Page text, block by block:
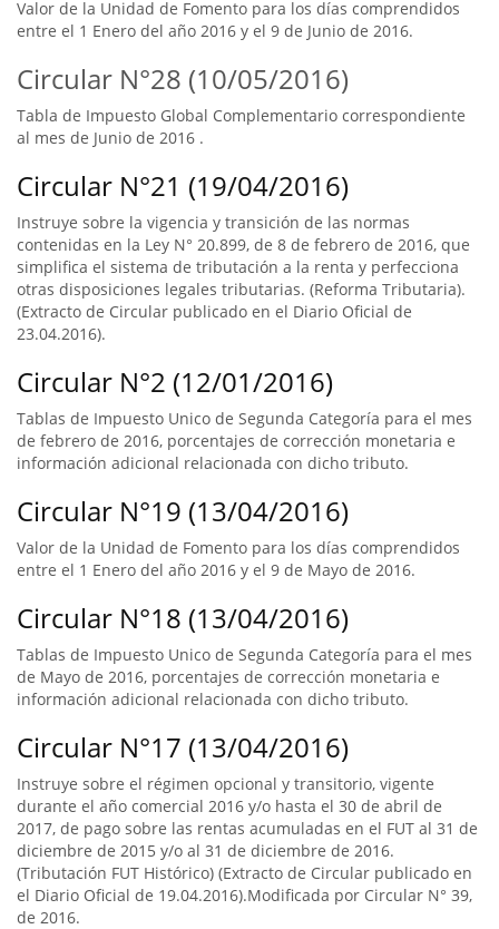
Valor de la Unidad de Fomento para los días comprendidos
entre el 1 Enero del año 2016 y el 9 de Junio de 2016.
Circular N°28 (10/05/2016)
Tabla de Impuesto Global Complementario correspondiente
al mes de Junio de 2016 .
Circular N°21 (19/04/2016)
Instruye sobre la vigencia y transición de las normas
contenidas en la Ley N° 20.899, de 8 de febrero de 2016, que
simplifica el sistema de tributación a la renta y perfecciona
otras disposiciones legales tributarias. (Reforma Tributaria).
(Extracto de Circular publicado en el Diario Oficial de
23.04.2016).
Circular N°2 (12/01/2016)
Tablas de Impuesto Unico de Segunda Categoría para el mes
de febrero de 2016, porcentajes de corrección monetaria e
información adicional relacionada con dicho tributo.
Circular N°19 (13/04/2016)
Valor de la Unidad de Fomento para los días comprendidos
entre el 1 Enero del año 2016 y el 9 de Mayo de 2016.
Circular N°18 (13/04/2016)
Tablas de Impuesto Unico de Segunda Categoría para el mes
de Mayo de 2016, porcentajes de corrección monetaria e
información adicional relacionada con dicho tributo.
Circular N°17 (13/04/2016)
Instruye sobre el régimen opcional y transitorio, vigente
durante el año comercial 2016 y/o hasta el 30 de abril de
2017, de pago sobre las rentas acumuladas en el FUT al 31 de
diciembre de 2015 y/o al 31 de diciembre de 2016.
(Tributación FUT Histórico) (Extracto de Circular publicado en
el Diario Oficial de 19.04.2016).Modificada por Circular N° 39,
de 2016.